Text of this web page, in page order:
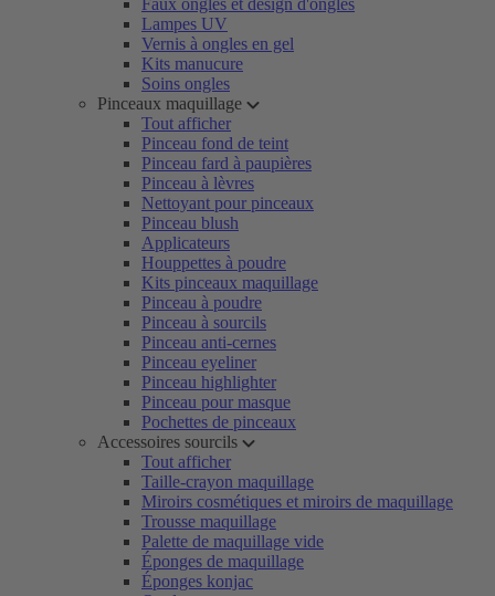
Faux ongles et design d'ongles
Lampes UV
Vernis à ongles en gel
Kits manucure
Soins ongles
Pinceaux maquillage
Tout afficher
Pinceau fond de teint
Pinceau fard à paupières
Pinceau à lèvres
Nettoyant pour pinceaux
Pinceau blush
Applicateurs
Houppettes à poudre
Kits pinceaux maquillage
Pinceau à poudre
Pinceau à sourcils
Pinceau anti-cernes
Pinceau eyeliner
Pinceau highlighter
Pinceau pour masque
Pochettes de pinceaux
Accessoires sourcils
Tout afficher
Taille-crayon maquillage
Miroirs cosmétiques et miroirs de maquillage
Trousse maquillage
Palette de maquillage vide
Éponges de maquillage
Éponges konjac